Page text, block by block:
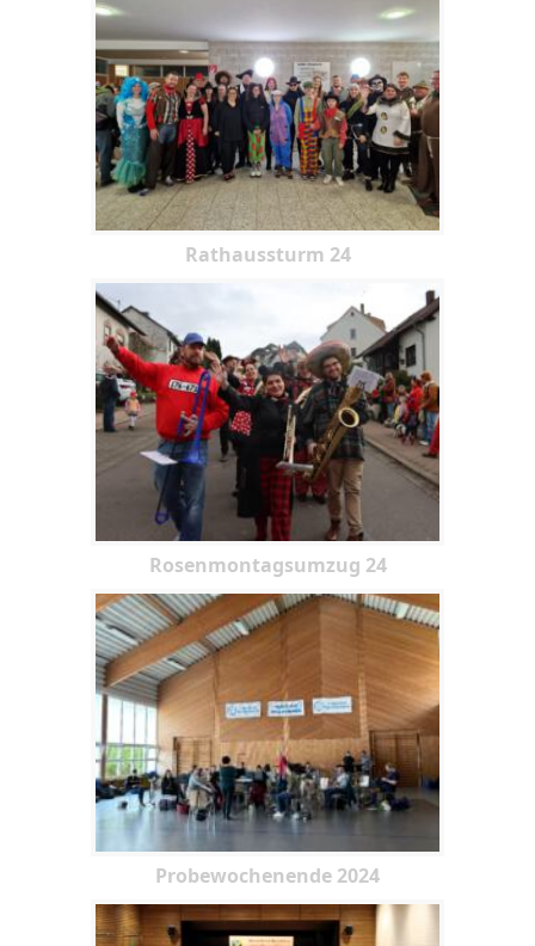
Rathaussturm 24
Rosenmontagsumzug 24
Probewochenende 2024